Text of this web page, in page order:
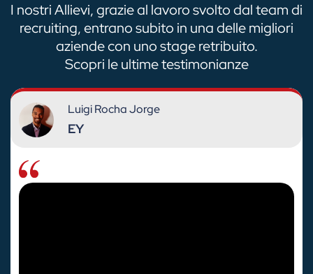
I nostri Allievi, grazie al lavoro svolto dal team di
recruiting, entrano subito in una delle migliori
aziende con uno stage retribuito.
Scopri le ultime testimonianze
Luigi Rocha Jorge
EY